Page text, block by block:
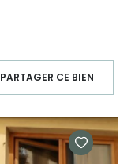
PARTAGER CE BIEN